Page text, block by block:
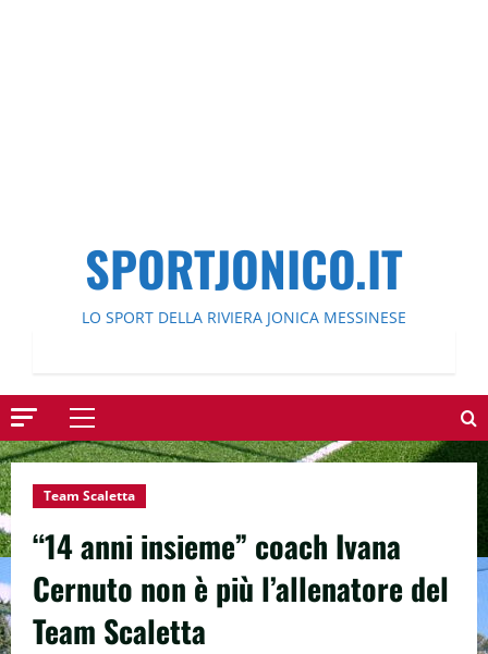
SPORTJONICO.IT
LO SPORT DELLA RIVIERA JONICA MESSINESE
Menu
principale
Team Scaletta
“14 anni insieme” coach Ivana
Cernuto non è più l’allenatore del
Team Scaletta